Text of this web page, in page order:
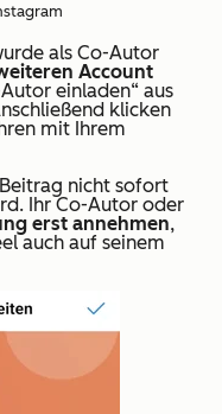
als Co-Autor
Account
einladen“ aus
klicken
mit Ihrem
nicht sofort
Ihr Co-Autor oder
erst annehmen,
auch auf seinem